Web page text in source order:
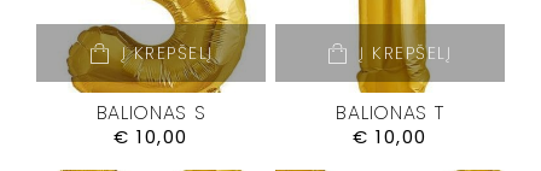
Į KREPŠELĮ
BALIONAS S
€ 10,00
Į KREPŠELĮ
BALIONAS T
€ 10,00